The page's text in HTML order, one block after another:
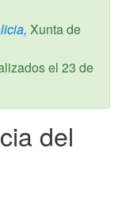
Xunta de
el 23 de
del